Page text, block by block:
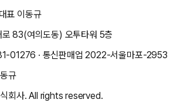
표 이동규
83(여의도동) 오투타워 5층
01276 · 통신판매업2022-서울마포-2953
규
회사. All rights reserved.